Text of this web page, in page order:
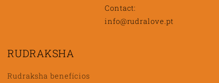
Contact:
info@rudralove.pt
RUDRAKSHA
Rudraksha benefícios